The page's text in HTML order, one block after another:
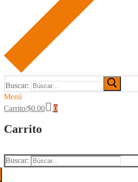
Buscar:
Menú
Carrito/$0.00 0
Carrito
Buscar: